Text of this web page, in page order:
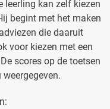
leerling kan zelf kiezen
begint met het maken
die daaruit
voor kiezen met een
scores op de toetsen